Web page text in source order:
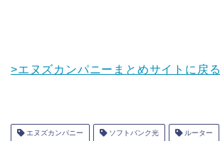
>エヌズカンパニーまとめサイトに戻る
エヌズカンパニー ソフトバンク光 ルーター